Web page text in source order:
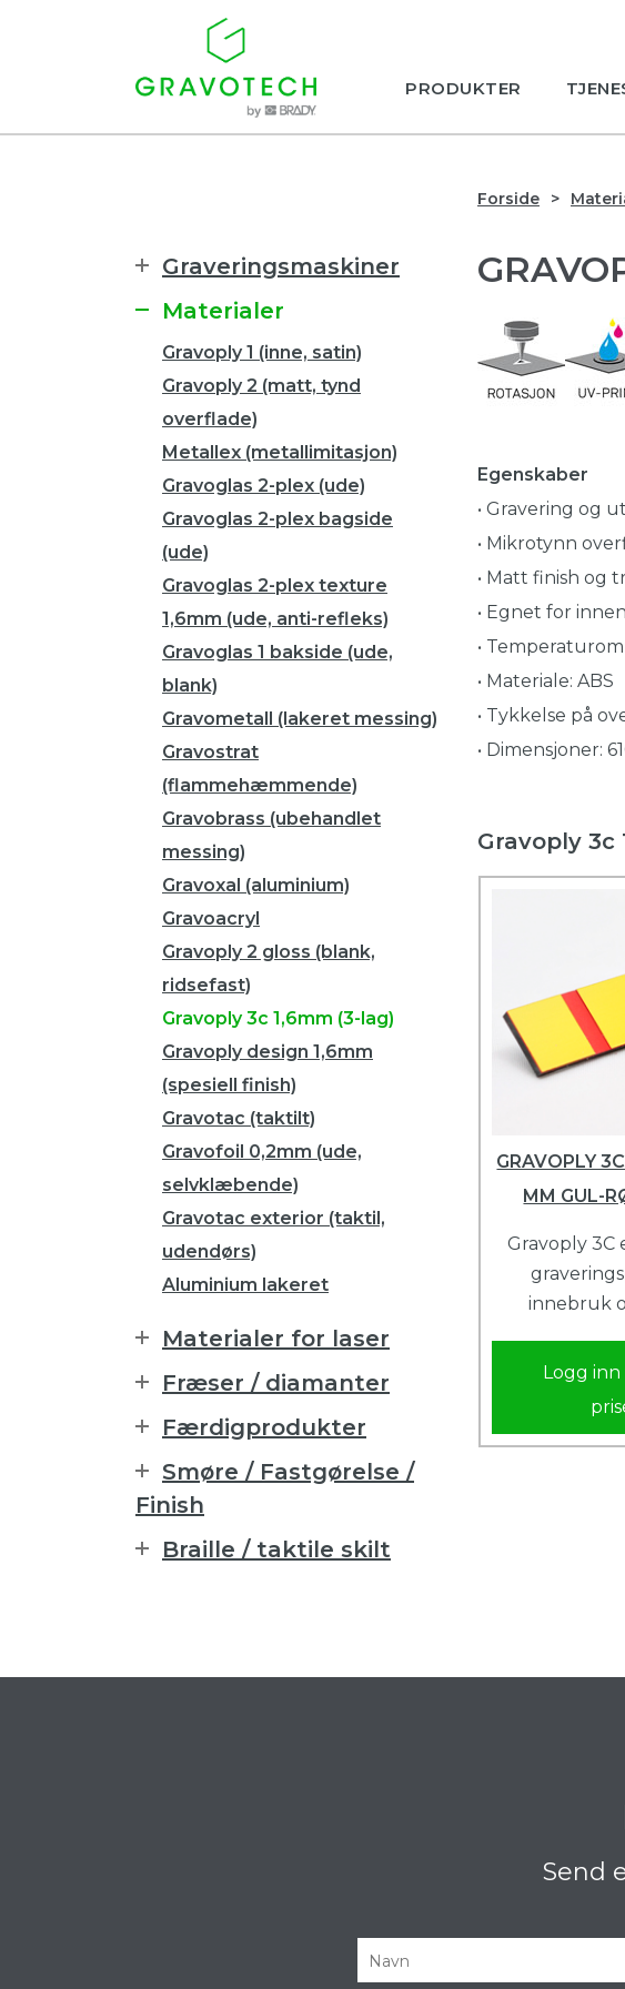
PRODUKTER
Forside
Egenskaber
• Gravering og
• Mikrotynn
• Matt finish og
• Egnet for
•
• Materiale: ABS
• Tykkelse på
• Dimensjoner:
Gravoply 3c
GRAVOPLY
MM GUL-
Gravoply 3C
innebruk
Logg inn
Graveringsmaskiner
Materialer
Gravoply 1 (inne, satin)
Gravoply 2 (matt, tynd
overflade)
Metallex (metallimitasjon)
Gravoglas 2-plex (ude)
Gravoglas 2-plex bagside
(ude)
Gravoglas 2-plex texture
1,6mm (ude, anti-refleks)
Gravoglas 1 bakside (ude,
blank)
Gravometall (lakeret messing)
Gravostrat
(flammehæmmende)
Gravobrass (ubehandlet
messing)
Gravoxal (aluminium)
Gravoacryl
Gravoply 2 gloss (blank,
ridsefast)
Gravoply 3c 1,6mm (3-lag)
Gravoply design 1,6mm
(spesiell finish)
Gravotac (taktilt)
Gravofoil 0,2mm (ude,
selvklæbende)
Gravotac exterior (taktil,
udendørs)
Aluminium lakeret
Materialer for laser
Fræser / diamanter
Færdigprodukter
Smøre / Fastgørelse /
Finish
Braille / taktile skilt
Send